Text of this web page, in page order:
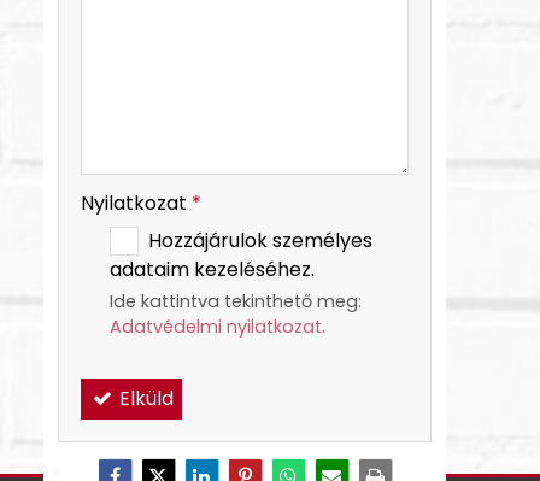
Nyilatkozat *
Hozzájárulok személyes
adataim kezeléséhez.
Ide kattintva tekinthető meg:
Adatvédelmi nyilatkozat.
Elküld